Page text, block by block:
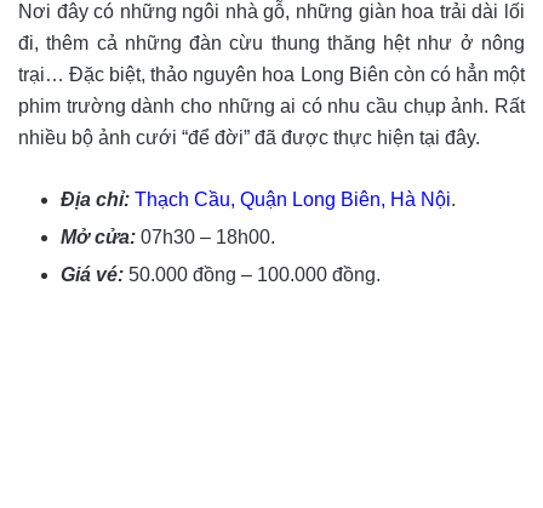
Nơi đây có những ngôi nhà gỗ, những giàn hoa trải dài lối
đi, thêm cả những đàn cừu thung thăng hệt như ở nông
trại… Đặc biệt, thảo nguyên hoa Long Biên còn có hẳn một
phim trường dành cho những ai có nhu cầu chụp ảnh. Rất
nhiều bộ ảnh cưới “để đời” đã được thực hiện tại đây.
Địa chỉ: Thạch Cầu, Quận Long Biên, Hà Nội.
Mở cửa: 07h30 – 18h00.
Giá vé: 50.000 đồng – 100.000 đồng.